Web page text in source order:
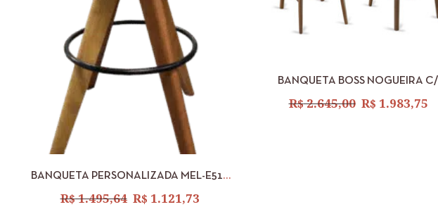
VISUALIZAR ADICIONAR
BANQUETA PERSONALIZADA MEL-E515
R$1.495,64 R$ 1.121,73
BANQUETA BOSS NOGUEIRA C/
R$2.645,00 R$ 1.983,75